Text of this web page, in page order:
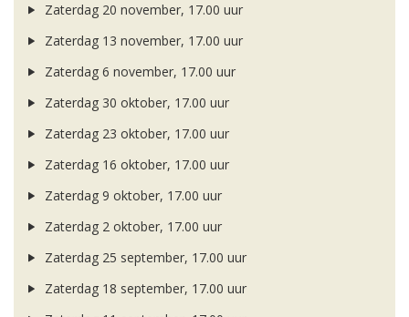
Zaterdag 20 november, 17.00 uur
Zaterdag 13 november, 17.00 uur
Zaterdag 6 november, 17.00 uur
Zaterdag 30 oktober, 17.00 uur
Zaterdag 23 oktober, 17.00 uur
Zaterdag 16 oktober, 17.00 uur
Zaterdag 9 oktober, 17.00 uur
Zaterdag 2 oktober, 17.00 uur
Zaterdag 25 september, 17.00 uur
Zaterdag 18 september, 17.00 uur